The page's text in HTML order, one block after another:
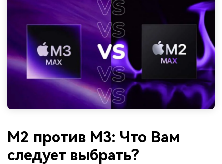
M2 против M3: Что Вам
следует выбрать?